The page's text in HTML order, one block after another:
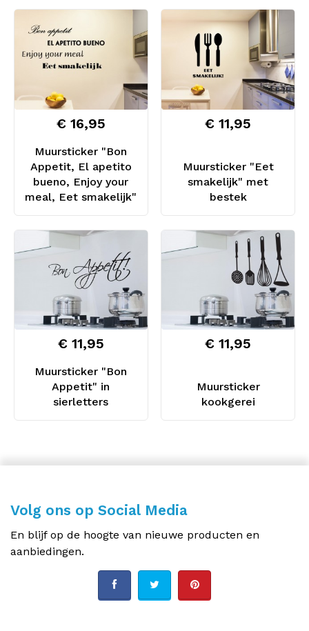
Muursticker "Bon
Appetit, El apetito
bueno, Enjoy your
meal, Eet smakelijk"
€ 16,95
Muursticker "Eet
smakelijk" met
bestek
€ 11,95
Muursticker "Bon
Appetit" in
sierletters
€ 11,95
Muursticker
kookgerei
€ 11,95
Volg ons op Social Media
En blijf op de hoogte van nieuwe producten en
aanbiedingen.